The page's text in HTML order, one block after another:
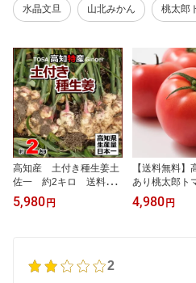
水晶文旦 山北みかん 桃太郎
高知産 土付き種生姜土
佐一 約2キロ 送料無
料 北海道1000円沖縄1
500円送料
5,980 円
【送料無料】
あり桃太郎ト
とまとトマト
海道1000円・
4,980 円
2